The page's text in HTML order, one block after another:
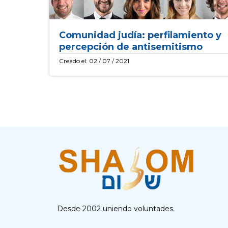
Comunidad judía: perfilamiento y
percepción de antisemitismo
Creado el: 02 / 07 / 2021
Desde 2002 uniendo voluntades.